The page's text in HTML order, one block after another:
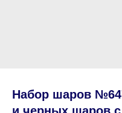
Набор шаров